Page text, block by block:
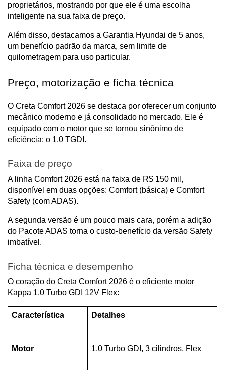
proprietários, mostrando por que ele é uma escolha
inteligente na sua faixa de preço.
Além disso, destacamos a Garantia Hyundai de 5 anos,
um benefício padrão da marca, sem limite de
quilometragem para uso particular.
Preço, motorização e ficha técnica
O Creta Comfort 2026 se destaca por oferecer um conjunto
mecânico moderno e já consolidado no mercado. Ele é
equipado com o motor que se tornou sinônimo de
eficiência: o 1.0 TGDI.
Faixa de preço
A linha Comfort 2026 está na faixa de R$ 150 mil,
disponível em duas opções: Comfort (básica) e Comfort
Safety (com ADAS).
A segunda versão é um pouco mais cara, porém a adição
do Pacote ADAS torna o custo-benefício da versão Safety
imbatível.
Ficha técnica e desempenho
O coração do Creta Comfort 2026 é o eficiente motor
Kappa 1.0 Turbo GDI 12V Flex:
Característica Detalhes
Motor 1.0 Turbo GDI, 3 cilindros, Flex